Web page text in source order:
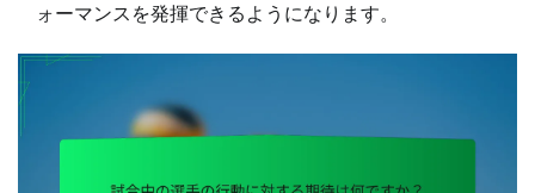
ォーマンスを発揮できるようになります。